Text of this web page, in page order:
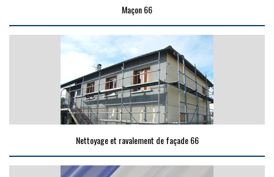
Maçon 66
Nettoyage et ravalement de façade 66